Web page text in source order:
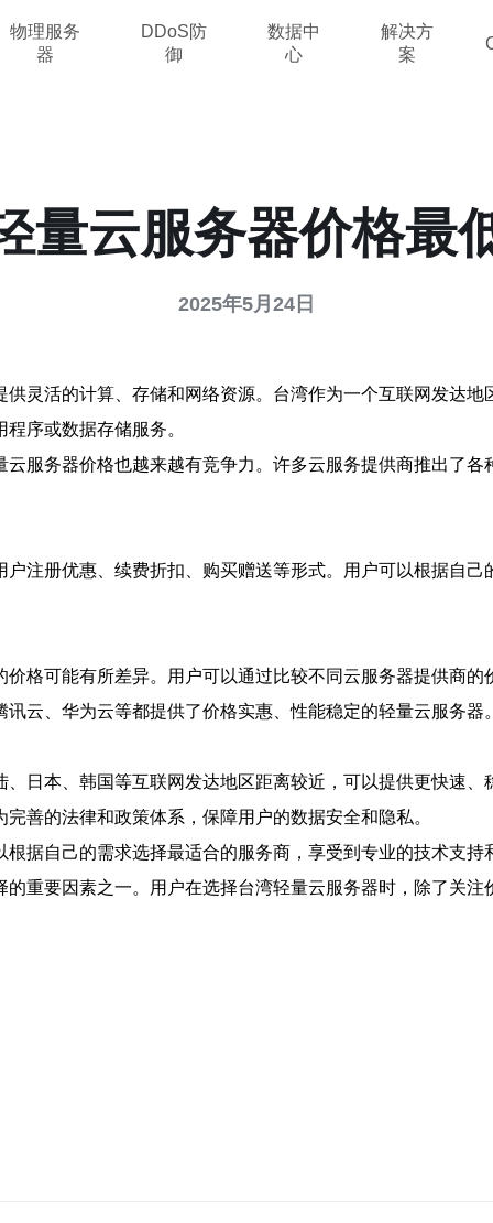
物理服务
器
DDoS防
御
数据中
心
解决方
案
量云服务器价格最
2025年5月24日
灵活的计算、存储和网络资源。台湾作为一个互联网发达
序或数据存储服务。
服务器价格也越来越有竞争力。许多云服务提供商推出了
注册优惠、续费折扣、购买赠送等形式。用户可以根据自
格可能有所差异。用户可以通过比较不同云服务器提供商
云、华为云等都提供了价格实惠、性能稳定的轻量云服务器
日本、韩国等互联网发达地区距离较近，可以提供更快速、
善的法律和政策体系，保障用户的数据安全和隐私。
据自己的需求选择最适合的服务商，享受到专业的技术支持
重要因素之一。用户在选择台湾轻量云服务器时，除了关